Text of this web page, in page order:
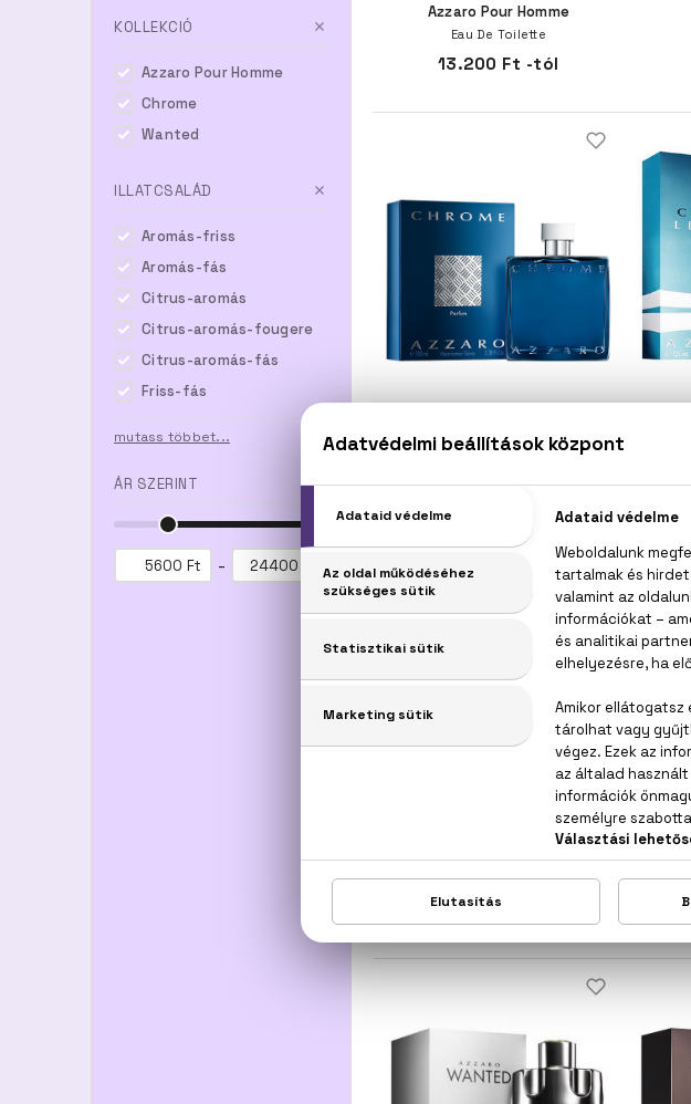
KOLLEKCIÓ
Azzaro Pour Homme
Chrome
Wanted
ILLATCSALÁD
Aromás-friss
Aromás-fás
Citrus-aromás
Citrus-aromás-fougere
Citrus-aromás-fás
Friss-fás
mutass többet...
ÁR SZERINT
Ft -
Azzaro Pour Homme
Eau De Toilette
13.200 Ft -tól
Chrome
16.300 Ft -tól
The Most Wanted
Eau De Toilette Intense
21.300 Ft -tól